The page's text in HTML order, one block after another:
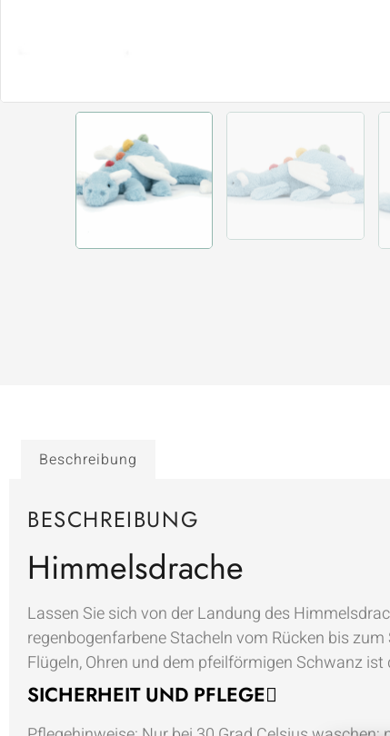
Beschreibung
BESCHREIBUNG
Himmelsdrache
Lassen Sie sich von der Landung des
regenbogenfarbene Stacheln vom Rücken bis
Flügeln, Ohren und dem pfeilförmigen Schwanz
SICHERHEIT UND PFLEGE